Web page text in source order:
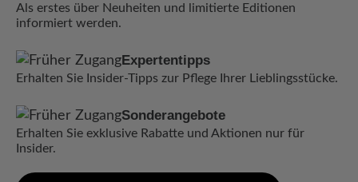
Als erstes über Neuheiten und limitierte Editionen
informiert werden.
Expertentipps
Erhalten Sie Insider-Tipps zur Pflege Ihrer Lieblingsstücke.
Sonderangebote
Erhalten Sie exklusive Rabatte und Aktionen nur für
Insider.